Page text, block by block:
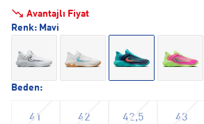
Avantajlı Fiyat
Beden:
41 42 42,5 43
Renk: Mavi